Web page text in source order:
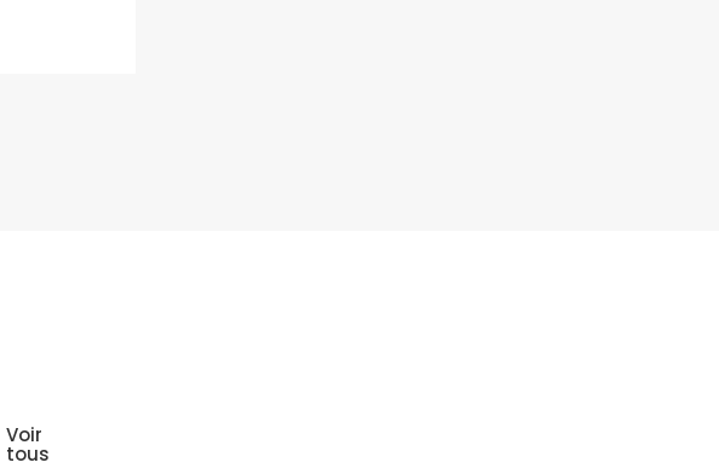
Voir
tous